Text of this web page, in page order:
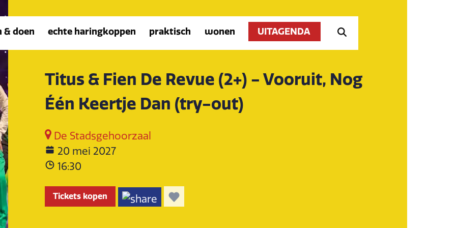
& doen echte haringkoppen praktisch wonen UITAGENDA
Titus & Fien De Revue (2+) - Vooruit, Nog
Één Keertje Dan (try-out)
De Stadsgehoorzaal
20 mei 2027
16:30
Tickets kopen